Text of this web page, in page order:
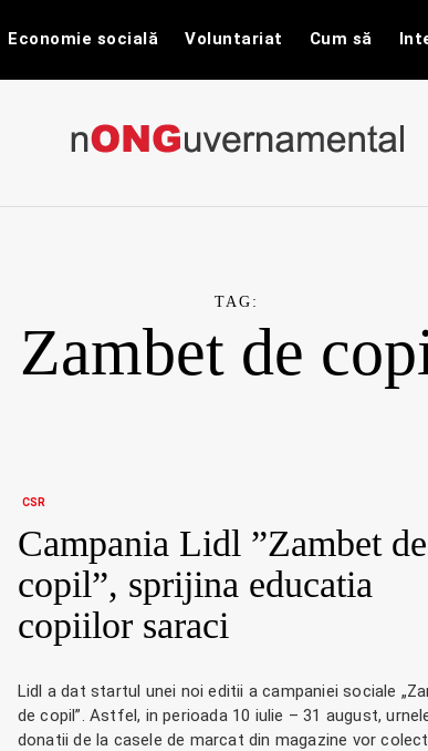
Economie socială Voluntariat Cum să
TAG:
Zambet de
CSR
Campania Lidl ”Zambet de
copil”, sprijina educatia
copiilor saraci
Lidl a dat startul unei noi editii a campaniei sociale
de copil”. Astfel, in perioada 10 iulie – 31 august,
donatii de la casele de marcat din magazine vor